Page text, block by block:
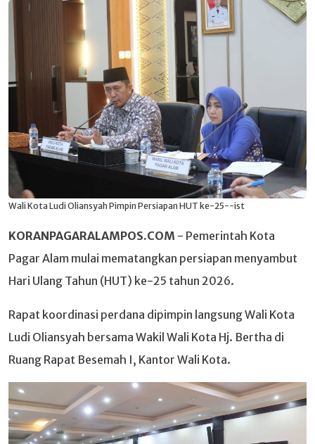
Wali Kota Ludi Oliansyah Pimpin Persiapan HUT ke-25--ist
KORANPAGARALAMPOS.COM - Pemerintah Kota
Pagar Alam mulai mematangkan persiapan menyambut
Hari Ulang Tahun (HUT) ke-25 tahun 2026.
Rapat koordinasi perdana dipimpin langsung Wali Kota
Ludi Oliansyah bersama Wakil Wali Kota Hj. Bertha di
Ruang Rapat Besemah I, Kantor Wali Kota.